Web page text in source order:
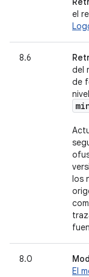
el
8.6
del
de
los
8.0
El